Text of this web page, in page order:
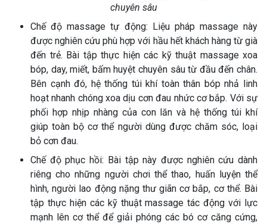
chuyên sâu
Chế độ massage tự động: Liệu pháp massage này
được nghiên cứu phù hợp với hầu hết khách hàng từ già
đến trẻ. Bài tập thực hiện các kỹ thuật massage xoa
bóp, day, miết, bấm huyệt chuyên sâu từ đầu đến chân.
Bên cạnh đó, hệ thống túi khí toàn thân bóp nhả linh
hoạt nhanh chóng xoa dịu cơn đau nhức cơ bắp. Với sự
phối hợp nhịp nhàng của con lăn và hệ thống túi khí
giúp toàn bộ cơ thể người dùng được chăm sóc, loại
bỏ cơn đau.
Chế độ phục hồi: Bài tập này được nghiên cứu dành
riêng cho những người chơi thể thao, huấn luyện thể
hình, người lao động nặng thư giãn cơ bắp, cơ thể. Bài
tập thực hiện các kỹ thuật massage tác động với lực
mạnh lên cơ thể để giải phóng các bó cơ căng cứng,